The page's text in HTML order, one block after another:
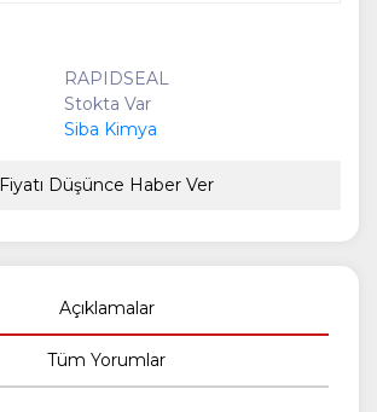
RAPIDSEAL
Stokta Var
Siba Kimya
Fiyatı Düşünce Haber Ver
Açıklamalar
Tüm Yorumlar